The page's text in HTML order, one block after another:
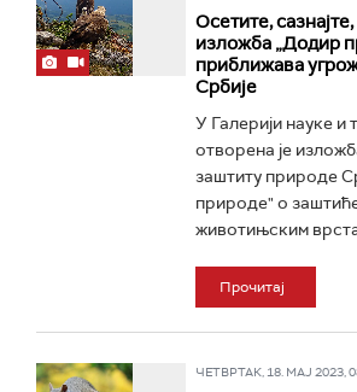
Осетите, сазнајте,
изложба „Додир
приближава
Србије
У Галерији науке
отворена је
заштиту природе
природе" о
животињским
Прочитај
ЧЕТВРТАК, 18. МАЈ 2023,